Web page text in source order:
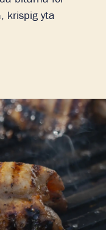
krispig yta